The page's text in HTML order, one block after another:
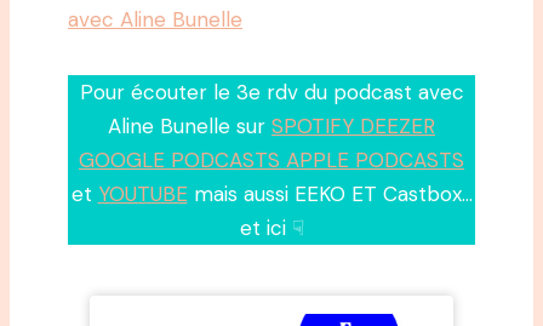
avec Aline Bunelle
Pour écouter le 3e rdv du podcast avec
Aline Bunelle sur SPOTIFY DEEZER
GOOGLE PODCASTS APPLE PODCASTS
et YOUTUBE mais aussi EEKO ET Castbox…
et ici ☟